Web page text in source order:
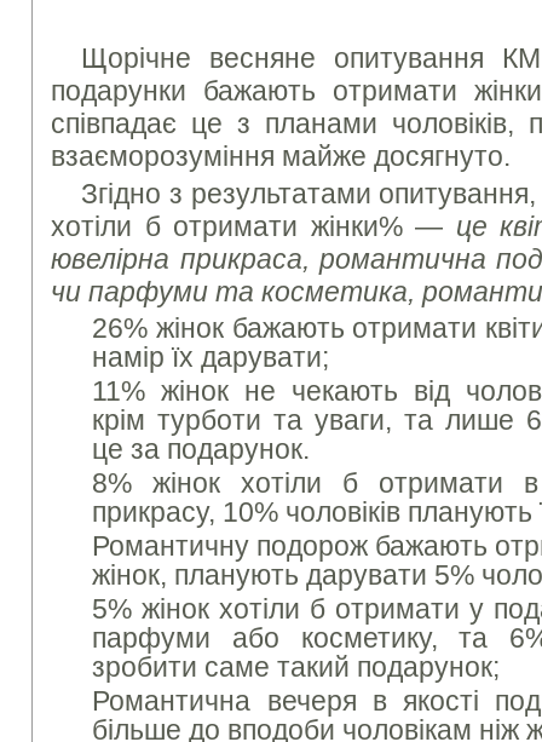
Щорічне весняне опитування
подарунки бажають отримати
співпадає це з планами
взаєморозуміння майже досягнуто.
Згідно з результатами опитування,
хотіли б отримати жінки% — це
ювелірна прикраса, романтична
чи парфуми та косметика,
26% жінок бажають отримати
намір їх дарувати;
11% жінок не чекають від
крім турботи та уваги, та лише
це за подарунок.
8% жінок хотіли б отримати
прикрасу, 10% чоловіків планують
Романтичну подорож бажають
жінок, планують дарувати 5%
5% жінок хотіли б отримати у
парфуми або косметику, та
зробити саме такий подарунок;
Романтична вечеря в якості
більше до вподоби чоловікам ніж